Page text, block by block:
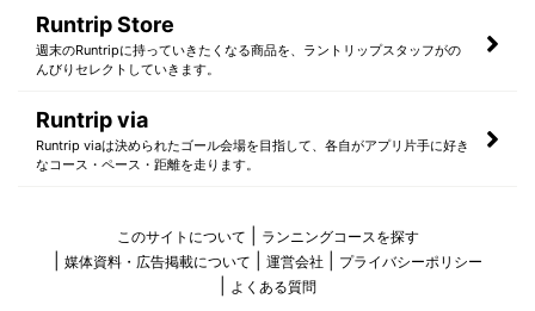
Runtrip Store
週末のRuntripに持っていきたくなる商品を、ラントリップスタッフがの
んびりセレクトしていきます。
Runtrip via
Runtrip viaは決められたゴール会場を目指して、各自がアプリ片手に好き
なコース・ペース・距離を走ります。
このサイトについて
ランニングコースを探す
媒体資料・広告掲載について
運営会社
プライバシーポリシー
よくある質問